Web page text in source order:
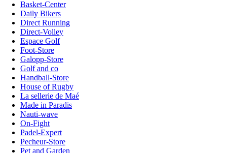
Basket-Center
Daily Bikers
Direct Running
Direct-Volley
Espace Golf
Foot-Store
Galopp-Store
Golf and co
Handball-Store
House of Rugby
La sellerie de Maé
Made in Paradis
Nauti-wave
On-Fight
Padel-Expert
Pecheur-Store
Pet and Garden